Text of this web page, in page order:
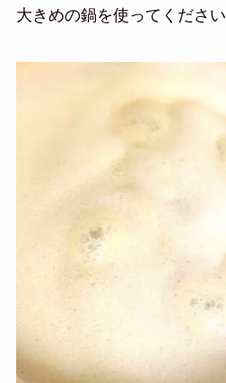
大きめの鍋を使ってください